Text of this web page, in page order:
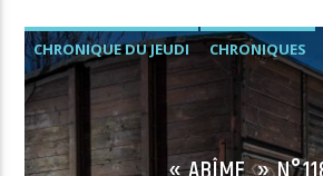
CHRONIQUE DU JEUDI CHRONIQUES